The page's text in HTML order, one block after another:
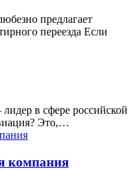
предлагает
переезда Если
в сфере российской
Это,…
компания